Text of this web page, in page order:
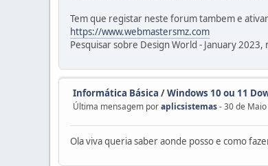
Tem que registar neste forum tambem e
https://www.webmastersmz.com
Pesquisar sobre Design World - January
Informática Básica /Windows 10 ou 11
Última mensagem poraplicsistemas- 30 de
Ola viva queria saber aonde posso e como